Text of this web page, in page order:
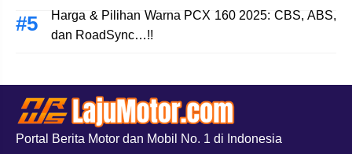
Harga & Pilihan Warna PCX 160 2025: CBS, ABS,
dan RoadSync…!!
Portal Berita Motor dan Mobil No. 1 di Indonesia